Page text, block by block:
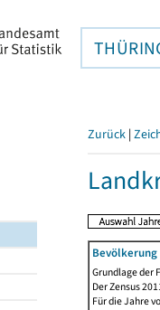
Zurück |
Grundlage der
Der Zensus
Für die Jahre